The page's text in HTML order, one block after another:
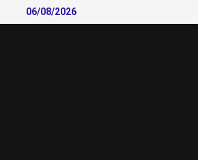
to
06/08/2026